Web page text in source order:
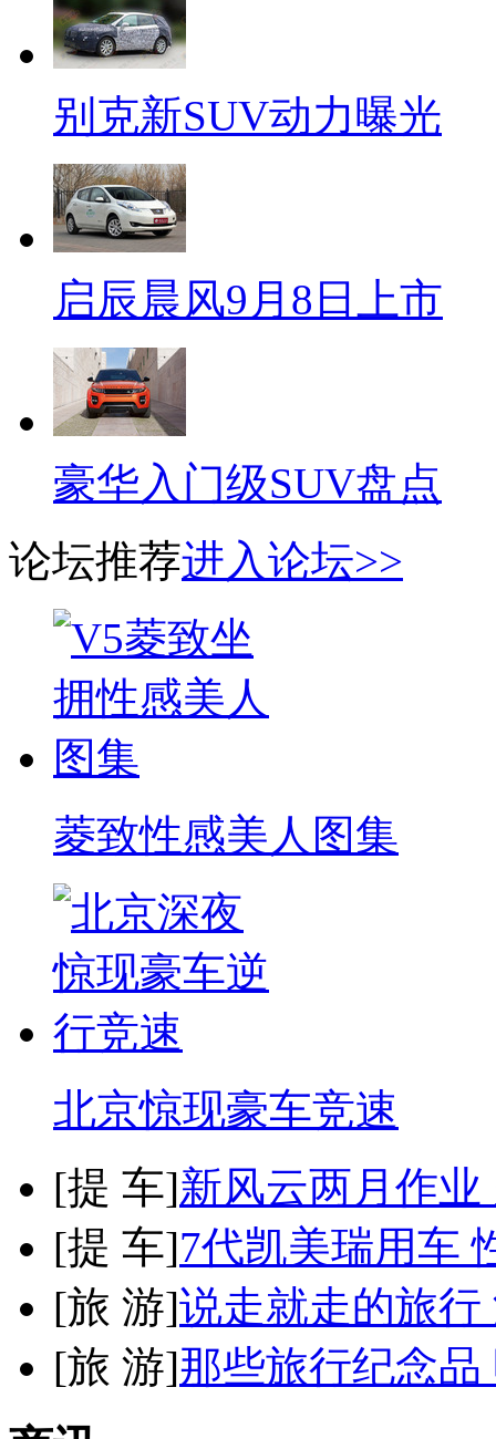
别克新SUV动力曝光
启辰晨风9月8日上市
豪华入门级SUV盘点
论坛推荐进入论坛>>
菱致性感美人图集
北京惊现豪车竞速
[提 车]新风云两月作
[提 车]7代凯美瑞用车
[旅 游]说走就走的旅
[旅 游]那些旅行纪念